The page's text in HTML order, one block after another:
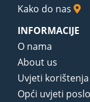
Kako do nas
INFORMACIJE
O nama
About us
Uvjeti korištenja
Opći uvjeti